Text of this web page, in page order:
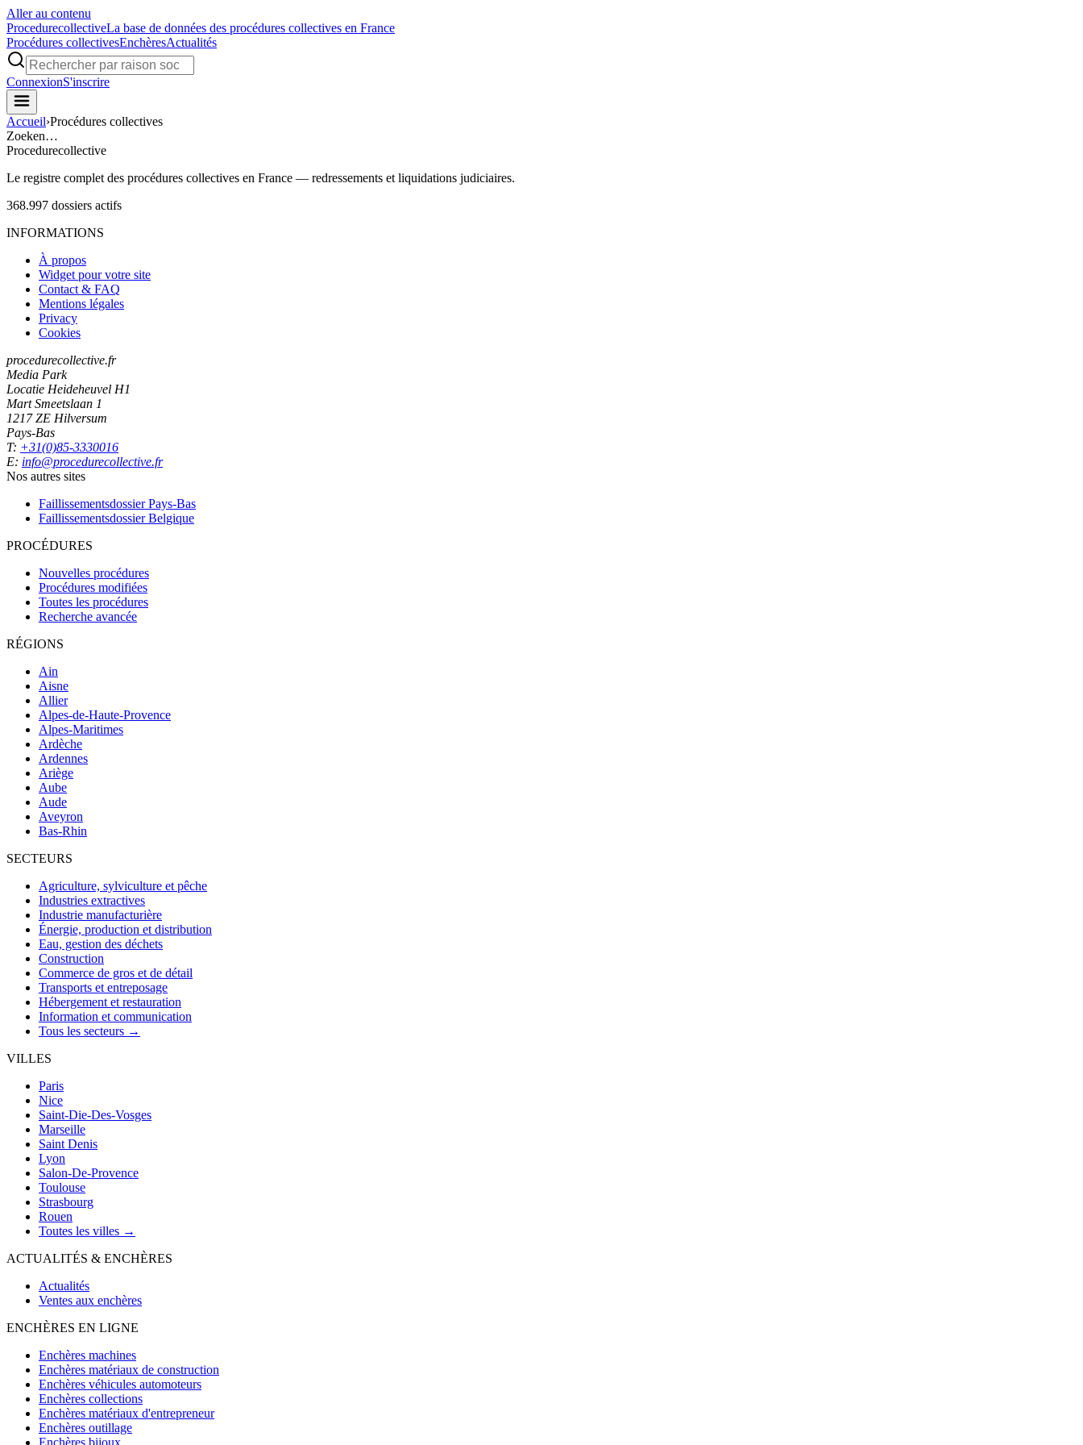
Aller au contenu
ProcedurecollectiveLa base de données des procédures collectives en France
Procédures collectivesEnchèresActualités
ConnexionS'inscrire
Accueil›Procédures collectives
Zoeken…
Procedurecollective
Le registre complet des procédures collectives en France — redressements et liquidations judiciaires.
368.997 dossiers actifs
INFORMATIONS
À propos
Widget pour votre site
Contact & FAQ
Mentions légales
Privacy
Cookies
procedurecollective.fr
Media Park
Locatie Heideheuvel H1
Mart Smeetslaan 1
1217 ZE Hilversum
Pays-Bas
T: +31(0)85-3330016
E: info@procedurecollective.fr
Nos autres sites
Faillissementsdossier Pays-Bas
Faillissementsdossier Belgique
PROCÉDURES
Nouvelles procédures
Procédures modifiées
Toutes les procédures
Recherche avancée
RÉGIONS
Ain
Aisne
Allier
Alpes-de-Haute-Provence
Alpes-Maritimes
Ardèche
Ardennes
Ariège
Aube
Aude
Aveyron
Bas-Rhin
SECTEURS
Agriculture, sylviculture et pêche
Industries extractives
Industrie manufacturière
Énergie, production et distribution
Eau, gestion des déchets
Construction
Commerce de gros et de détail
Transports et entreposage
Hébergement et restauration
Information et communication
Tous les secteurs →
VILLES
Paris
Nice
Saint-Die-Des-Vosges
Marseille
Saint Denis
Lyon
Salon-De-Provence
Toulouse
Strasbourg
Rouen
Toutes les villes →
ACTUALITÉS & ENCHÈRES
Actualités
Ventes aux enchères
ENCHÈRES EN LIGNE
Enchères machines
Enchères matériaux de construction
Enchères véhicules automoteurs
Enchères collections
Enchères matériaux d'entrepreneur
Enchères outillage
Enchères bijoux